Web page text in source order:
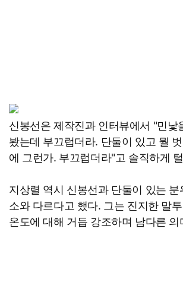
신봉선은 제작진과 인터뷰에서 "민낯
봤는데 부끄럽더라. 단둘이 있고 뭘
에 그런가. 부끄럽더라"고 솔직하게
지상렬 역시 신봉선과 단둘이 있는 분
소와 다르다고 했다. 그는 진지한 말
온도에 대해 거듭 강조하며 남다른 의